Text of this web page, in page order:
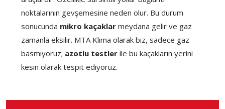
noktalarının gevşemesine neden olur. Bu durum
sonucunda mikro kaçaklar meydana gelir ve gaz
zamanla eksilir. MTA Klima olarak biz, sadece gaz
basmıyoruz; azotlu testler ile bu kaçakların yerini
kesin olarak tespit ediyoruz.